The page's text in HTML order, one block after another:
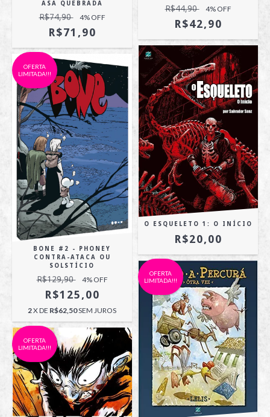
ASA QUEBRADA
R$74,90 4% OFF
R$71,90
R$44,90 4% OFF
R$42,90
OFERTA
LIMITADA!!!
BONE #2 - PHONEY
CONTRA-ATACA OU
SOLSTÍCIO
R$129,90 4% OFF
R$125,00
2X DE R$62,50SEM JUROS
O ESQUELETO 1: O INÍCIO
R$20,00
OFERTA
LIMITADA!!!
OFERTA
LIMITADA!!!